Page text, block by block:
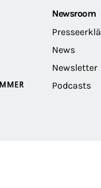
Newsroom
News
Newsletter
Podcasts